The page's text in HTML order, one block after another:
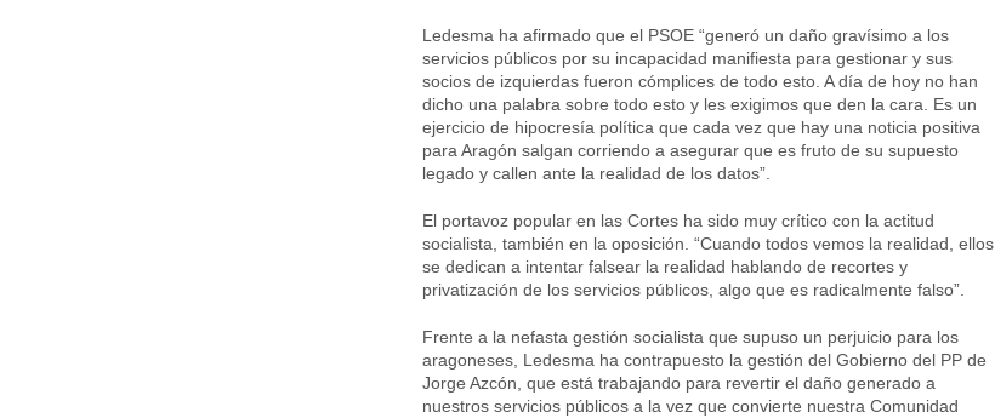
Ledesma ha afirmado que el PSOE “generó un daño gravísimo a los
servicios públicos por su incapacidad manifiesta para gestionar y sus
socios de izquierdas fueron cómplices de todo esto. A día de hoy no han
dicho una palabra sobre todo esto y les exigimos que den la cara. Es un
ejercicio de hipocresía política que cada vez que hay una noticia positiva
para Aragón salgan corriendo a asegurar que es fruto de su supuesto
legado y callen ante la realidad de los datos”.
El portavoz popular en las Cortes ha sido muy crítico con la actitud
socialista, también en la oposición. “Cuando todos vemos la realidad, ellos
se dedican a intentar falsear la realidad hablando de recortes y
privatización de los servicios públicos, algo que es radicalmente falso”.
Frente a la nefasta gestión socialista que supuso un perjuicio para los
aragoneses, Ledesma ha contrapuesto la gestión del Gobierno del PP de
Jorge Azcón, que está trabajando para revertir el daño generado a
nuestros servicios públicos a la vez que convierte nuestra Comunidad